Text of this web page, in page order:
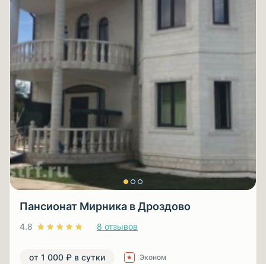
Пансионат Мирника в Дроздово
4.8 8 отзывов
от 1 000 ₽ в сутки Эконом